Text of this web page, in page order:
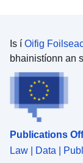
Is í Oifig
bhainistíonn an
Publications
Law | Data |